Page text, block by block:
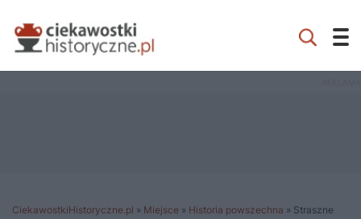
CiekawostkiHistoryczne.pl » Miejsce » Historia powszechna » Straszne